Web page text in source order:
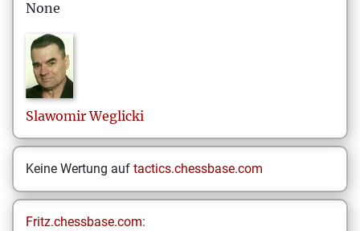
None
Slawomir Weglicki
Keine Wertung auf tactics.chessbase.com
Fritz.chessbase.com: